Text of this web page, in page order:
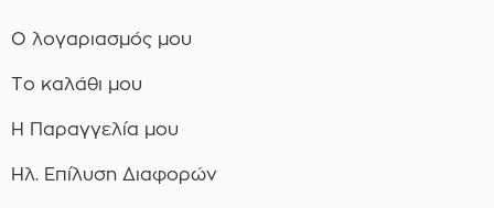
Ο λογαριασμός μου
Το καλάθι μου
Η Παραγγελία μου
Ηλ. Επίλυση Διαφορών